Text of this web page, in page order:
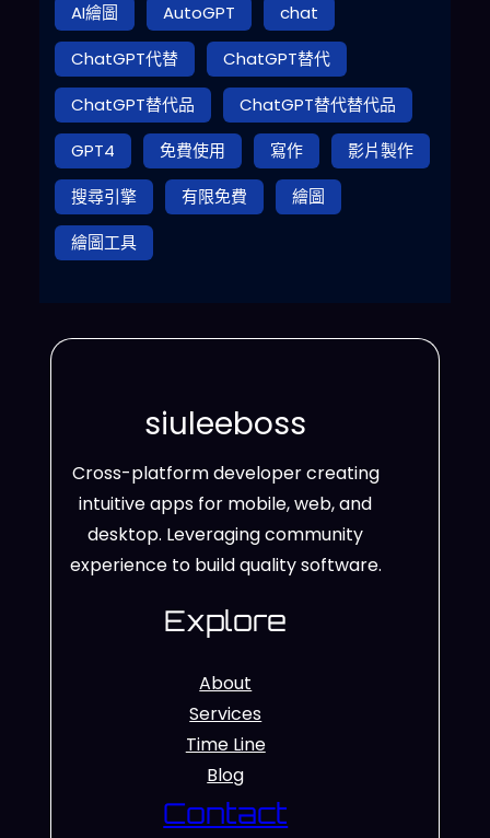
AI繪圖 AutoGPT
chat
ChatGPT代替
ChatGPT替代
ChatGPT替代品
ChatGPT替代替代品
GPT4
免費使用 寫作
影片製作
搜尋引擎
有限免費
繪圖
繪圖工具
siuleeboss
Cross-platform developer creating
intuitive apps for mobile, web, and
desktop. Leveraging community
experience to build quality software.
Explore
About
Services
Time Line
Blog
Contact